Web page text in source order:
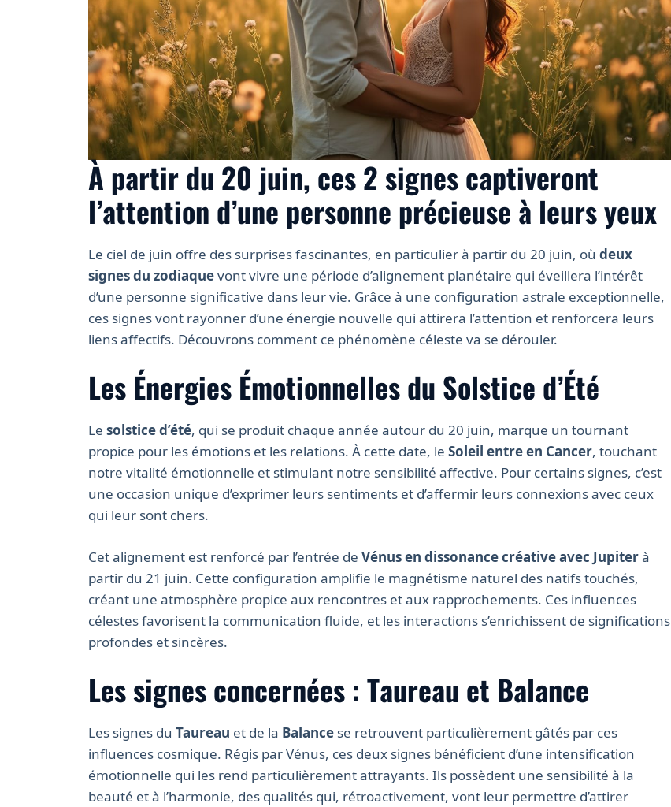
À partir du 20 juin, ces 2 signes captiveront
l’attention d’une personne précieuse à leurs yeux
Le ciel de juin offre des surprises fascinantes, en particulier à partir du 20 juin, où deux
signes du zodiaquevont vivre une période d’alignement planétaire qui éveillera l’intérêt
d’une personne significative dans leur vie. Grâce à une configuration astrale exceptionnelle,
ces signes vont rayonner d’une énergie nouvelle qui attirera l’attention et renforcera leurs
liens affectifs. Découvrons comment ce phénomène céleste va se dérouler.
Les Énergies Émotionnelles du Solstice d’Été
Le solstice d’été, qui se produit chaque année autour du 20 juin, marque un tournant
propice pour les émotions et les relations. À cette date, le Soleil entre en Cancer, touchant
notre vitalité émotionnelle et stimulant notre sensibilité affective. Pour certains signes, c’est
une occasion unique d’exprimer leurs sentiments et d’affermir leurs connexions avec ceux
qui leur sont chers.
Cet alignement est renforcé par l’entrée de Vénus en dissonance créative avec Jupiterà
partir du 21 juin. Cette configuration amplifie le magnétisme naturel des natifs touchés,
créant une atmosphère propice aux rencontres et aux rapprochements. Ces influences
célestes favorisent la communication fluide, et les interactions s’enrichissent de significations
profondes et sincères.
Les signes concernées : Taureau et Balance
Les signes du Taureau et de la Balance se retrouvent particulièrement gâtés par ces
influences cosmique. Régis par Vénus, ces deux signes bénéficient d’une intensification
émotionnelle qui les rend particulièrement attrayants. Ils possèdent une sensibilité à la
beauté et à l’harmonie, des qualités qui, rétroactivement, vont leur permettre d’attirer